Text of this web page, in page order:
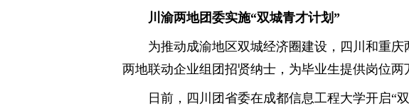
川渝两地团委实施“双城青才计划”
为推动成渝地区双城经济圈建设，四川和重庆
两地联动企业组团招贤纳士，为毕业生提供岗位两
日前，四川团省委在成都信息工程大学开启“